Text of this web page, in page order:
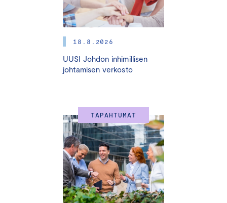
Keskuskauppakamarin järjestämäYritysjohdon EU-
vaikuttamisen ohjelm
a syventää osaamistasi ja laajentaa
verkostojasi. EU-vaikuttamisen ohjelmassa pureudutaan
EU-toimielimiin ja niihin vaikuttamiseen. Lisäksi käymme
läpi, miten lainsäädäntö syntyy ja kuulemme näkemyksiä
niin virkamiehiltä kuin lobbareiltakin.
kolmas moduuli järjestetään helmikuussa 2025
Brysselissä. Seminaareissa käsitellään EU-vaikuttamista
eri näkökulmista, syvennytään EU-toimielimiin ja kuullaan
EU-virkamiehiä sekä keskustellaan vertaisverkoston
Helsingissä järjestettävään ensimmäiseen moduuliin voit
osallistua myös etäyhteydellä. Brysselin ohjelmaan ei
18.8.2026
UUSI Johdon inhimillisen
johtamisen verkosto
TAPAHTUMAT